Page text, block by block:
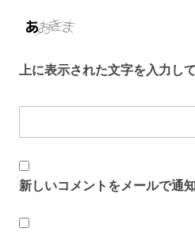
上に表示された文字を入力して
新しいコメントをメールで通